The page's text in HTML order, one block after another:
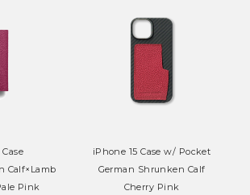
Calf×Lamb
Pink
iPhone 15 Case w/ Pocket
German Shrunken Calf
Cherry Pink